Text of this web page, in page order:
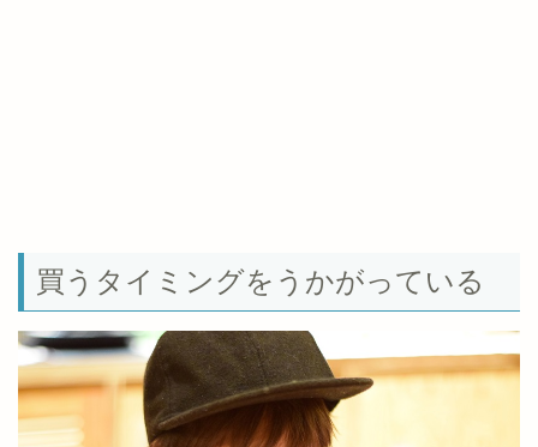
買うタイミングをうかがっている